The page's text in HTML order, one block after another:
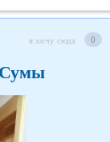
я хочу сюда 0